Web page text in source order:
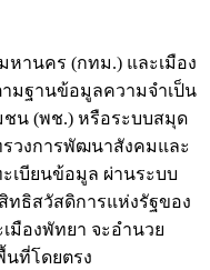
หานคร (กทม.) และเมือง
มฐานข้อมูลความจําเป็น
น (พช.) หรือระบบสมุด
วงการพัฒนาสังคมและ
เบียนข้อมูล ผ่านระบบ
ทธิสวัสดิการแห่งรัฐของ
มืองพัทยา จะอำนวย
นที่โดยตรง